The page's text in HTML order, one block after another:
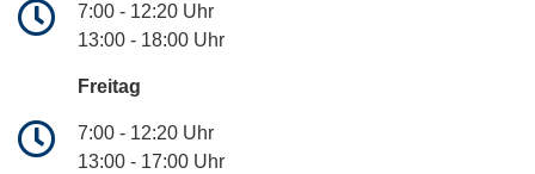
7:00 - 12:20 Uhr
13:00 - 18:00 Uhr
Freitag
7:00 - 12:20 Uhr
13:00 - 17:00 Uhr